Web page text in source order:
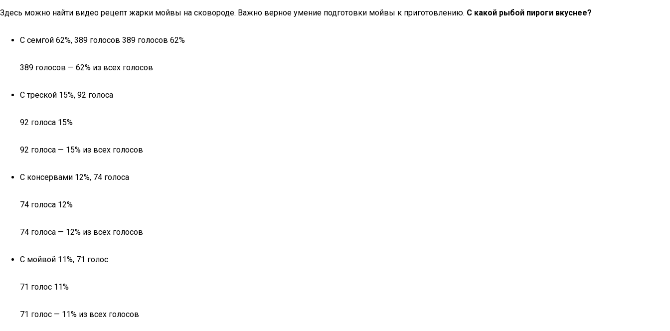
Здесь можно найти видео рецепт жарки мойвы на сковороде. Важно верное умение подготовки мойвы к приготовлению. С какой рыбой пироги вкуснее?
С семгой 62%, 389 голосов 389 голосов 62%
389 голосов — 62% из всех голосов
С треской 15%, 92 голоса
92 голоса 15%
92 голоса — 15% из всех голосов
С консервами 12%, 74 голоса
74 голоса 12%
74 голоса — 12% из всех голосов
С мойвой 11%, 71 голос
71 голос 11%
71 голос — 11% из всех голосов